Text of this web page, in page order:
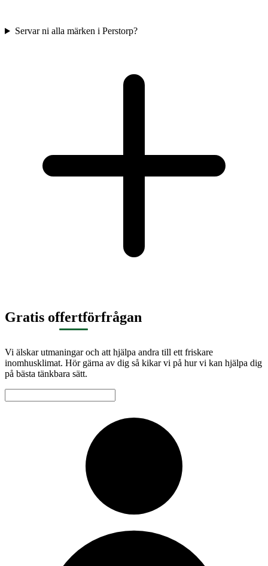
Servar ni alla märken i Perstorp?
Gratis offertförfrågan
Vi älskar utmaningar och att hjälpa andra till ett friskare
inomhusklimat. Hör gärna av dig så kikar vi på hur vi kan hjälpa dig
på bästa tänkbara sätt.